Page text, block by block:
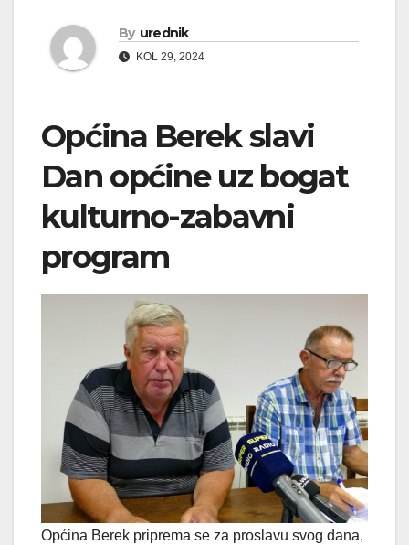
By urednik
KOL 29, 2024
Općina Berek slavi
Dan općine uz bogat
kulturno-zabavni
program
Općina Berek priprema se za proslavu svog dana,